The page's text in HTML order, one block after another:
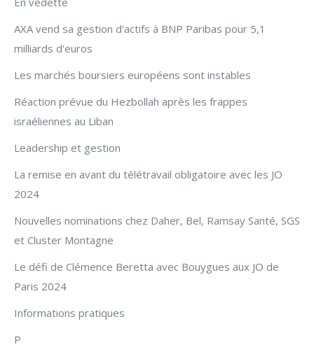
AXA vend sa gestion d'actifs à BNP Paribas pour 5,1
milliards d'euros
Les marchés boursiers européens sont instables
Réaction prévue du Hezbollah après les frappes
israéliennes au Liban
Leadership et gestion
La remise en avant du télétravail obligatoire avec les JO
2024
Nouvelles nominations chez Daher, Bel, Ramsay Santé, SGS
et Cluster Montagne
Le défi de Clémence Beretta avec Bouygues aux JO de
Paris 2024
Informations pratiques
P